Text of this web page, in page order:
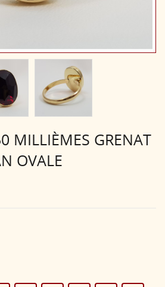
MILLIÈMES GRENAT
OVALE